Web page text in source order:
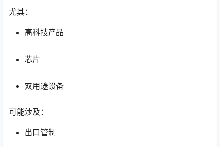
尤其：
高科技产品
芯片
双用途设备
可能涉及：
出口管制